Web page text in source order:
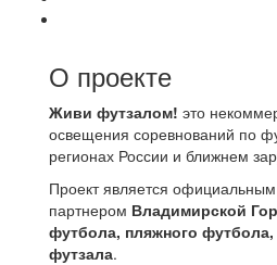
О проекте
Живи футзалом! это
освещения соревнований по
регионах России и ближнем
Проект является
партнером Владимирской
футбола, пляжного
футзала.